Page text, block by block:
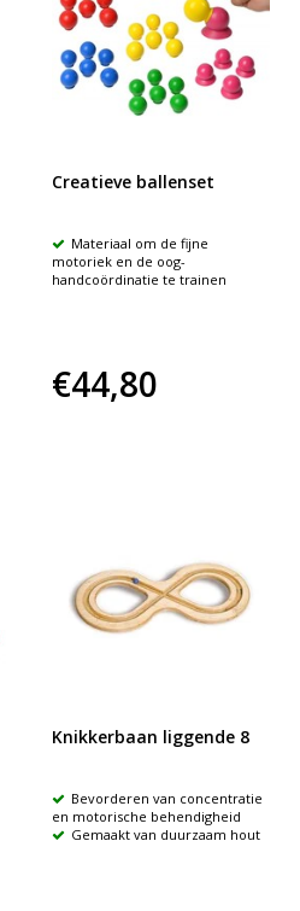
Creatieve ballenset
Materiaal om de fijne
motoriek en de oog-
handcoördinatie te trainen
€44,80
Knikkerbaan liggende 8
Bevorderen van concentratie
en motorische behendigheid
Gemaakt van duurzaam hout